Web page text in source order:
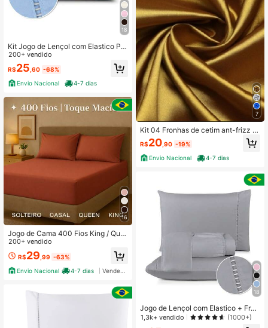
18
Kit Jogo de Lençol com Elastico Per
cal Flex 400 Fios Ponto Palito Maxi
mo Conforto Solteiro Casal Queen
King
200+ vendido
R$25,60 -68%
Envio Nacional
4-7 dias
16
Jogo de Cama 400 Fios King / Que
en / Casal Padrão / Solteiro Lençol
+ Fronhas
200+ vendido
R$29 ,99 -63%
Envio Nacional
4-7 dias
7
Kit 04 Fronhas de cetim ant-frizz s
uper brilho ( 02 pares )
R$20 ,90 -19%
Envio Nacional
4-7 dias
18
Jogo de Lençol com Elastico + Fron
ha Ponto Palito Percal Flex Luxo 40
0 Fios Toque de Pessego Solteiro C
1,3k+ vendido (1000+)